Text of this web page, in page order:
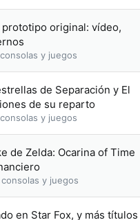
original: vídeo,
y juegos
de Separación y El
de su reparto
y juegos
de Zelda: Ocarina of Time
y juegos
en Star Fox, y más títulos